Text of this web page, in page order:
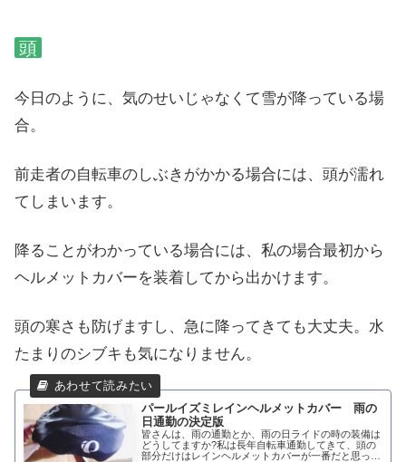
頭
今日のように、気のせいじゃなくて雪が降っている場
合。
前走者の自転車のしぶきがかかる場合には、頭が濡れ
てしまいます。
降ることがわかっている場合には、私の場合最初から
ヘルメットカバーを装着してから出かけます。
頭の寒さも防げますし、急に降ってきても大丈夫。水
たまりのシブキも気になりません。
パールイズミレインヘルメットカバー 雨の
日通勤の決定版
皆さんは、雨の通勤とか、雨の日ライドの時の装備は
どうしてますか?私は長年自転車通勤してきて、頭の
部分だけはレインヘルメットカバーが一番だと思って